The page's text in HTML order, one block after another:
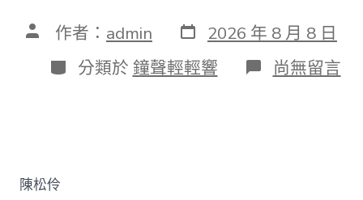
文 作者： admin 發
表
日
期
2026 年 8 月 8 日
分
類
分類於 鐘聲輕輕響 在
〈陳
尚無留言
陳松伶